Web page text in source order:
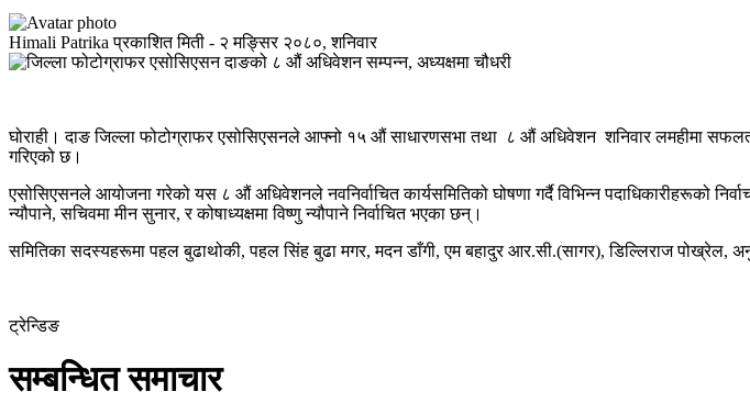
Himali Patrika प्रकाशित मिती - २ मङ्सिर २०८०, शनिवार
घोराही। दाङ जिल्ला फोटोग्राफर एसोसिएसनले आफ्नो १५ औं साधारणसभा तथा ८ औं अधिवेशन शनिवार लमहीमा
गरिएको छ।
एसोसिएसनले आयोजना गरेको यस ८ औंअधिवेशनलेनवनिर्वाचित कार्यसमितिको घोषणा गर्दै विभिन्न पदाधिकारीहरूको
न्यौपाने, सचिवमामीनसुनार, र कोषाध्यक्षमाविष्णुन्यौपाने निर्वाचित भएका छन्।
समितिकासदस्यहरूमापहल बुढाथोकी, पहल सिंहबुढामगर, मदन डाँगी, एम बहादुरआर.सी.(सागर), डिल्लिराज पोख्रेल,
ट्रेन्डिङ
सम्बन्धित समाचार